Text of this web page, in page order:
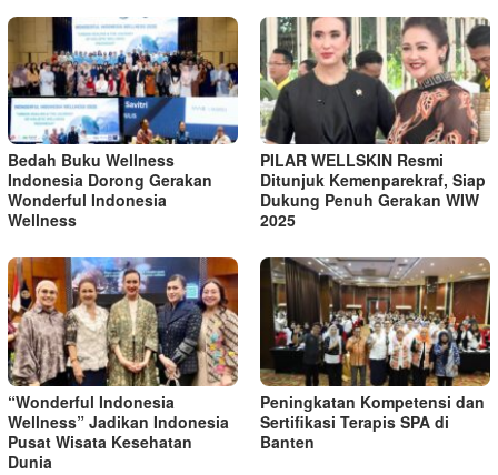
Bedah Buku Wellness
Indonesia Dorong Gerakan
Wonderful Indonesia
Wellness
PILAR WELLSKIN Resmi
Ditunjuk Kemenparekraf, Siap
Dukung Penuh Gerakan WIW
2025
“Wonderful Indonesia
Wellness” Jadikan Indonesia
Pusat Wisata Kesehatan
Dunia
Peningkatan Kompetensi dan
Sertifikasi Terapis SPA di
Banten